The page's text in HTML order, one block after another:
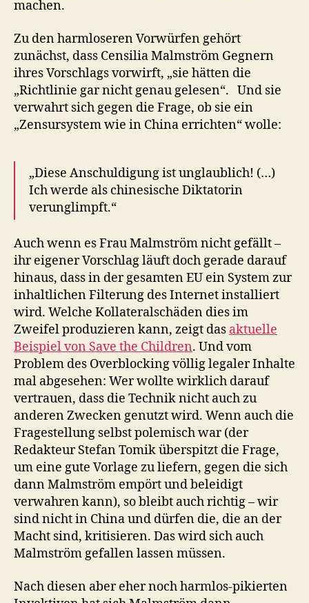
machen.
Zu den harmloseren Vorwürfen gehört
zunächst, dass Censilia Malmström Gegnern
ihres Vorschlags vorwirft, „sie hätten die
„Richtlinie gar nicht genau gelesen“. Und sie
verwahrt sich gegen die Frage, ob sie ein
„Zensursystem wie in China errichten“ wolle:
„Diese Anschuldigung ist unglaublich! (…)
Ich werde als chinesische Diktatorin
verunglimpft.“
Auch wenn es Frau Malmström nicht gefällt –
ihr eigener Vorschlag läuft doch gerade darauf
hinaus, dass in der gesamten EU ein System zur
inhaltlichen Filterung des Internet installiert
wird. Welche Kollateralschäden dies im
Zweifel produzieren kann, zeigt das aktuelle
Beispiel von Save the Children. Und vom
Problem des Overblocking völlig legaler Inhalte
mal abgesehen: Wer wollte wirklich darauf
vertrauen, dass die Technik nicht auch zu
anderen Zwecken genutzt wird. Wenn auch die
Fragestellung selbst polemisch war (der
Redakteur Stefan Tomik überspitzt die Frage,
um eine gute Vorlage zu liefern, gegen die sich
dann Malmström empört und beleidigt
verwahren kann), so bleibt auch richtig – wir
sind nicht in China und dürfen die, die an der
Macht sind, kritisieren. Das wird sich auch
Malmström gefallen lassen müssen.
Nach diesen aber eher noch harmlos-pikierten